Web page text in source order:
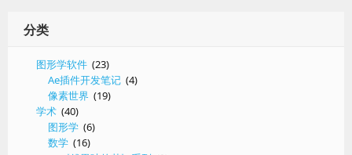
分类
图形学软件 (23)
Ae插件开发笔记 (4)
像素世界 (19)
学术 (40)
图形学 (6)
数学 (16)